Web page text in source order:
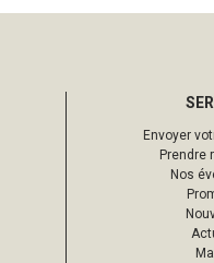
Envoyer
Prendre
Nos